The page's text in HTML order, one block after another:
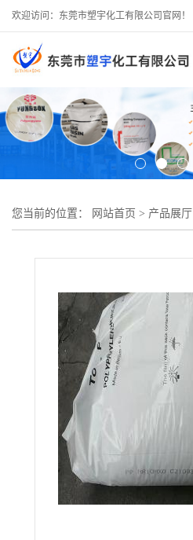
欢迎访问：东莞市塑宇化工有限公司官网！
您当前的位置： 网站首页 > 产品展厅